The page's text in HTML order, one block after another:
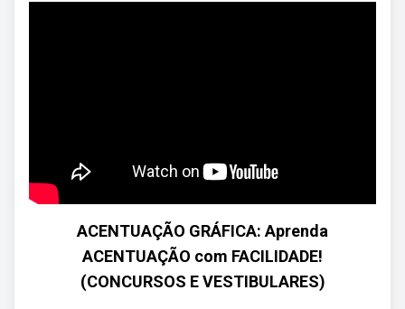
ACENTUAÇÃO GRÁFICA: Aprenda
ACENTUAÇÃO com FACILIDADE!
(CONCURSOS E VESTIBULARES)